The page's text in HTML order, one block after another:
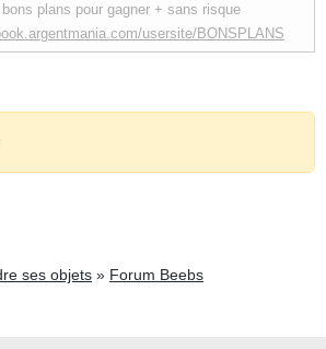
plans pour gagner + sans risque
usersite/BONSPLANS
ses objets » Forum Beebs